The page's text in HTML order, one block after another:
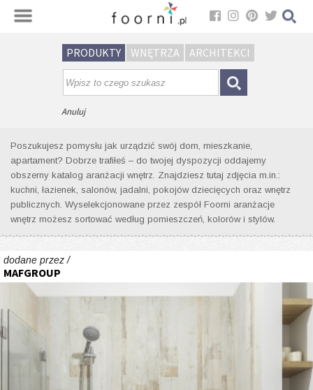
PRODUKTY WNĘTRZA ARCHITEKCI
Anuluj
Wyniki wyszukiwania wnętrz dla
tagu: łazienka retro
Poszukujesz pomysłu jak urządzić swój dom, mieszkanie,
apartament? Dobrze trafiłeś – do twojej dyspozycji oddajemy
obszerny katalog aranżacji wnętrz. Znajdziesz tutaj zdjęcia m.in.:
kuchni, łazienek, salonów, jadalni, pokojów dziecięcych oraz wnętrz
publicznych. Wyselekcjonowane przez zespół Foorni aranżacje
wnętrz możesz sortować według pomieszczeń, kolorów i stylów.
dodane przez /
MAFGROUP